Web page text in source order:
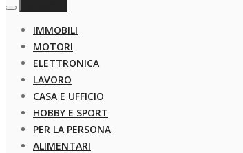
IMMOBILI
MOTORI
ELETTRONICA
LAVORO
CASA E UFFICIO
HOBBY E SPORT
PER LA PERSONA
ALIMENTARI